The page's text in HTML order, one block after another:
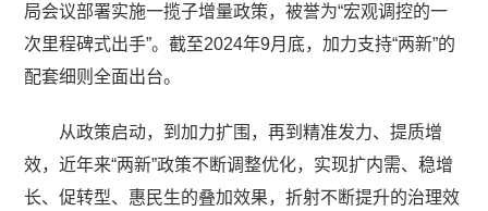
局会议部署实施一揽子增量政策，被誉为“宏观调控的一
次里程碑式出手”。截至2024年9月底，加力支持“两新”的
配套细则全面出台。
从政策启动，到加力扩围，再到精准发力、提质增
效，近年来“两新”政策不断调整优化，实现扩内需、稳增
长、促转型、惠民生的叠加效果，折射不断提升的治理效